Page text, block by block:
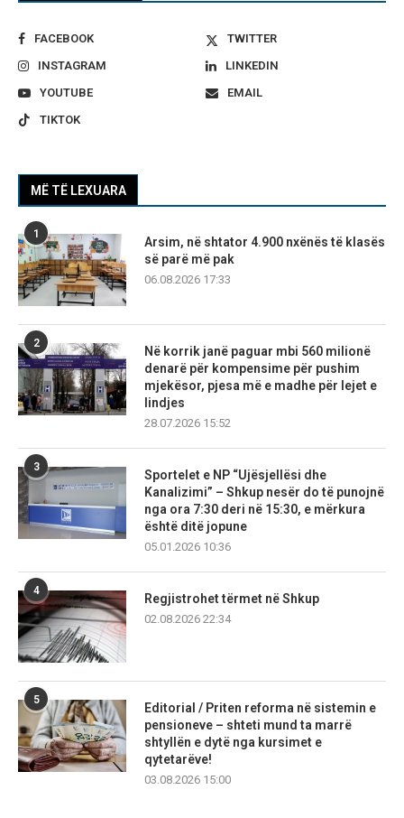
FACEBOOK
TWITTER
INSTAGRAM
LINKEDIN
YOUTUBE
EMAIL
TIKTOK
MË TË LEXUARA
1
Arsim, në shtator 4.900 nxënës të klasës
së parë më pak
06.08.2026 17:33
2
Në korrik janë paguar mbi 560 milionë
denarë për kompensime për pushim
mjekësor, pjesa më e madhe për lejet e
lindjes
28.07.2026 15:52
3
Sportelet e NP “Ujësjellësi dhe
Kanalizimi” – Shkup nesër do të punojnë
nga ora 7:30 deri në 15:30, e mërkura
është ditë jopune
05.01.2026 10:36
4
Regjistrohet tërmet në Shkup
02.08.2026 22:34
5
Editorial / Priten reforma në sistemin e
pensioneve – shteti mund ta marrë
shtyllën e dytë nga kursimet e
qytetarëve!
03.08.2026 15:00